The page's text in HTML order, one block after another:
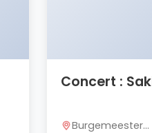
Concert :
Burgemeester